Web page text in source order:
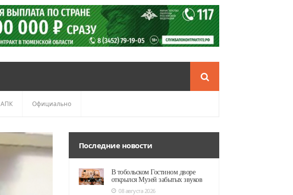
АПК Официально
Последние новости
В тобольском Гостином дворе
открылся Музей забытых звуков
08 августа 2026